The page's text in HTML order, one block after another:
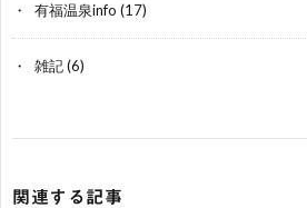
有福温泉info (17)
雑記(6)
関連する記事